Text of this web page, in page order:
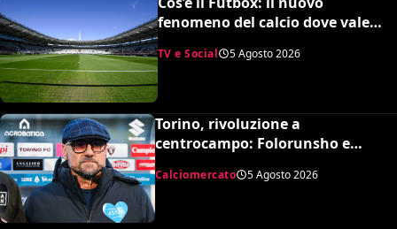
fenomeno del calcio dove vale
quasi tutto e scoppiano le risse
TV e Social 5 Agosto 2026
Torino, rivoluzione a
centrocampo: Folorunsho e
Sulemana in cima alla lista di
Petrachi
Calciomercato 5 Agosto 2026